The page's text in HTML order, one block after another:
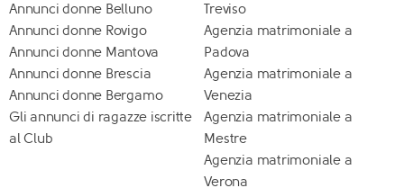
Annunci donne Belluno
Annunci donne Rovigo
Annunci donne Mantova
Annunci donne Brescia
Annunci donne Bergamo
Gli annunci di ragazze iscritte
al Club
Treviso
Agenzia matrimoniale a
Padova
Agenzia matrimoniale a
Venezia
Agenzia matrimoniale a
Mestre
Agenzia matrimoniale a
Verona